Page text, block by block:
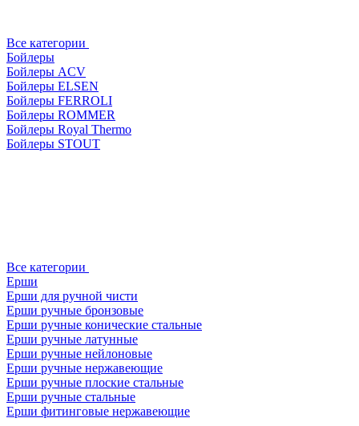
Все категории
Бойлеры
Бойлеры ACV
Бойлеры ELSEN
Бойлеры FERROLI
Бойлеры ROMMER
Бойлеры Royal Thermo
Бойлеры STOUT
Все категории
Ерши
Ерши для ручной чисти
Ерши ручные бронзовые
Ерши ручные конические стальные
Ерши ручные латунные
Ерши ручные нейлоновые
Ерши ручные нержавеющие
Ерши ручные плоские стальные
Ерши ручные стальные
Ерши фитинговые нержавеющие